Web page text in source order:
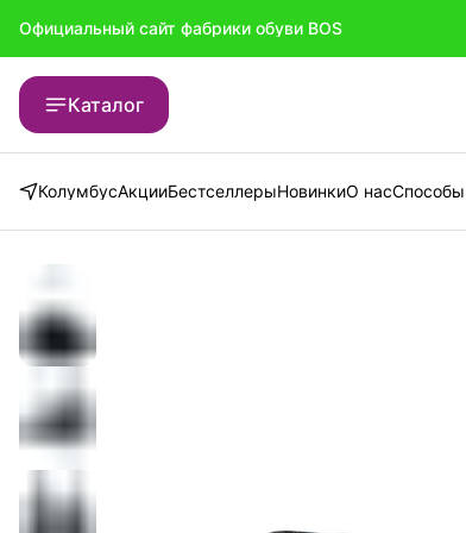
Официальный сайт фабрики обуви BOS
Официальный сайт фабрики обуви BOS
Каталог
КолумбусАкцииБестселлерыНовинкиО нас